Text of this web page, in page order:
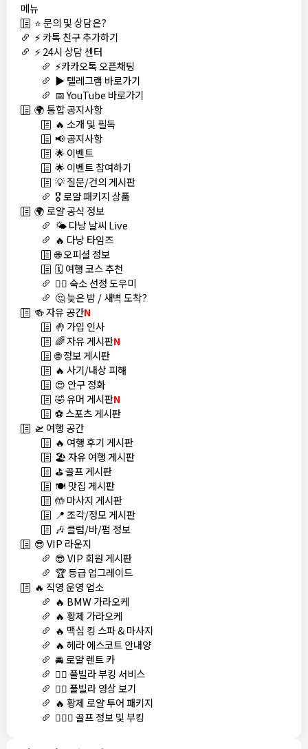
메뉴
⭐ 문의 및 상담은?
⚡ 카톡 친구 추가하기
⚡ 24시 상담 센터
⚡카카오톡 오픈채팅
▶️ 텔레그램 바로가기
📅 YouTube 바로가기
🌍 통합 공지사항
🔥 소개 및 필독
📢 공지사항
🌟 이벤트
🌟 이벤트 참여하기
💡 질문/건의 게시판
🎖️ 로얄 패키지 상품
🌍 로얄 공식 정보
🌤️ 다낭 날씨 Live
🔥 다낭 타임즈
🌐 오피셜 정보
🗓️ 여행 코스 추천
🏊‍♀️ 숙소 선정 도우미
🤔 늦은 밤 / 새벽 도착?
🍻 자유 공간N
🤚 가입 인사
🌈 자유 게시판N
🌐 정보 게시판
🔥 사기/내상 피해
😍 안구 정화
🤣 유머 게시판N
⚽ 스포츠 게시판
🛫 여행 공간
🔥 여행 후기 게시판
🏖️ 자유 여행 게시판
⛳ 골프 게시판
🍽️ 맛집 게시판
🤲 마사지 게시판
📍 조각/정모 게시판
🎶 클럽/바/펍 정보
😎 VIP 라운지
😎 VIP 회원 게시판
🏆 등급 업그레이드
🔥 직영 운영 업소
🔥 BMW 가라오케
🔥 황제 가라오케
🔥 맥심 킹 스파 & 마사지
🔥 헤라 에스코트 안내양
🚘 로얄 렌트 카
🏊‍♀️ 풀빌라 부킹 서비스
🏊‍♀️ 풀빌라 영상 보기
🔥 황제 로얄 투어 패키지
🏌🏻‍♂️ 골프 정보 및 부킹